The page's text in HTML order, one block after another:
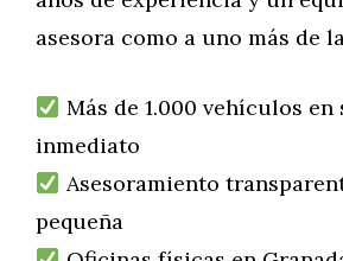
asesora como a uno más de
Más de 1.000 vehículos en
inmediato
Asesoramiento
pequeña